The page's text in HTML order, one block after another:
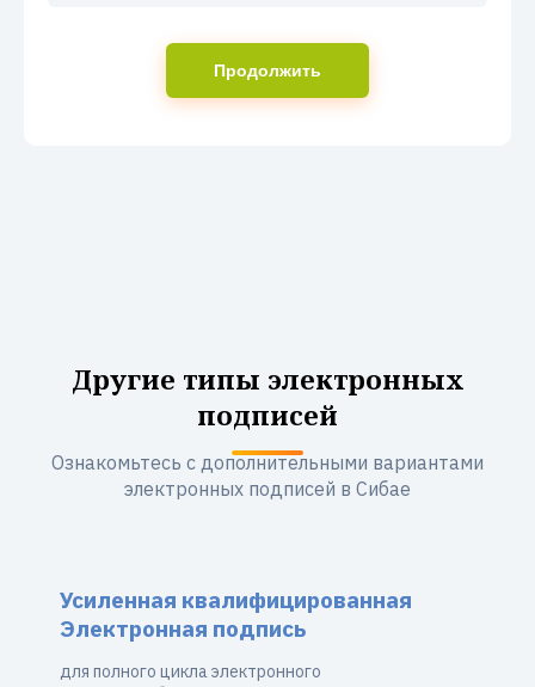
Продолжить
Другие типы электронных
подписей
Ознакомьтесь с дополнительными вариантами
электронных подписей в Сибае
Усиленная квалифицированная
Электронная подпись
для полного цикла электронного